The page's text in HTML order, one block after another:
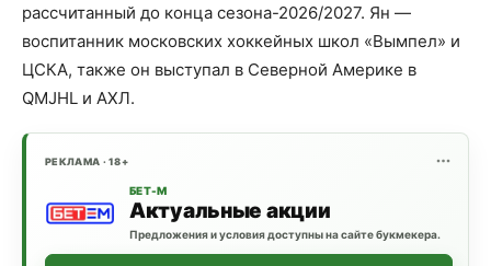
рассчитанный до конца сезона-2026/2027. Ян —
воспитанник московских хоккейных школ «Вымпел» и
ЦСКА, также он выступал в Северной Америке в
QMJHL и АХЛ.
РЕКЛАМА · 18+
БЕТ-М
Актуальные акции
Предложения и условия доступны на сайте букмекера.